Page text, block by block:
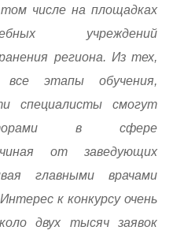
числе на площадках
учреждений
региона. Из тех,
этапы обучения,
специалисты смогут
в сфере
от заведующих
главными врачами
к конкурсу очень
двух тысяч заявок